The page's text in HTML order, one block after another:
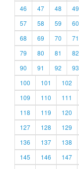
46
47 48 49
57
58 59 60
68
69 70 71
79
80 81 82
90
91 92 93
100
101 102
109
110 111
118
119 120
127
128 129
136
137 138
145
146 147